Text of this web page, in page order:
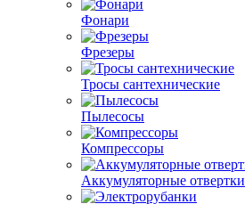
Фонари
Фрезеры
Тросы сантехнические
Пылесосы
Компрессоры
Аккумуляторные отвертки